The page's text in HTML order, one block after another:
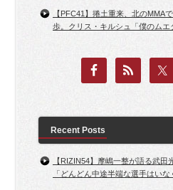
【PFC41】捲土重来、北のMMA
歩。クリス・キルシュ「僕のムエ
Recent Posts
【RIZIN54】摩嶋一整が語る武田
「どんどん中途半端な選手はいな